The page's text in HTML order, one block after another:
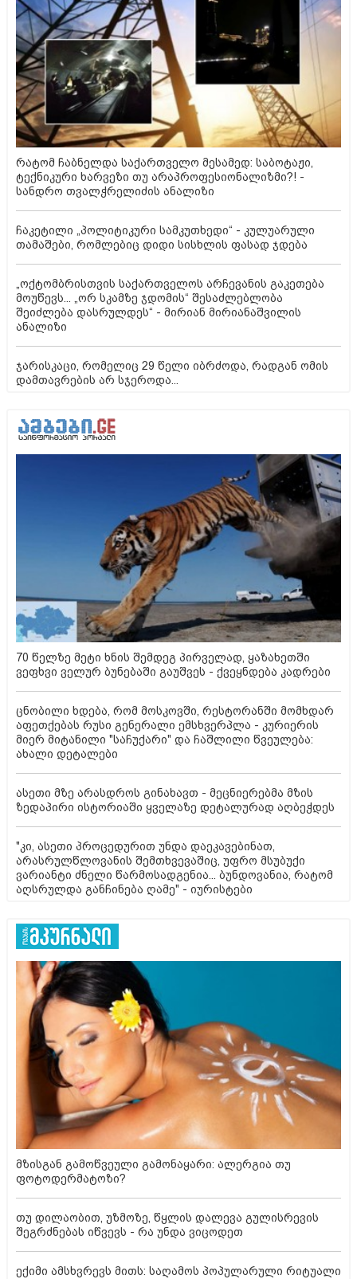
რატომ ჩაბნელდა საქართველო მესამედ: საბოტაჟი,
ტექნიკური ხარვეზი თუ არაპროფესიონალიზმი?! -
სანდრო თვალჭრელიძის ანალიზი
ჩაკეტილი „პოლიტიკური სამკუთხედი“ - კულუარული
თამაშები, რომლებიც დიდი სისხლის ფასად ჯდება
„ოქტომბრისთვის საქართველოს არჩევანის გაკეთება
მოუწევს... „ორ სკამზე ჯდომის“ შესაძლებლობა
შეიძლება დასრულდეს“ - მირიან მირიანაშვილის
ანალიზი
ჯარისკაცი, რომელიც 29 წელი იბრძოდა, რადგან ომის
დამთავრების არ სჯეროდა...
70 წელზე მეტი ხნის შემდეგ პირველად, ყაზახეთში
ვეფხვი ველურ ბუნებაში გაუშვეს - ქვეყნდება კადრები
ცნობილი ხდება, რომ მოსკოვში, რესტორანში მომხდარ
აფეთქებას რუსი გენერალი ემსხვერპლა - კურიერის
მიერ მიტანილი "საჩუქარი" და ჩაშლილი წვეულება:
ახალი დეტალები
ასეთი მზე არასდროს გინახავთ - მეცნიერებმა მზის
ზედაპირი ისტორიაში ყველაზე დეტალურად აღბეჭდეს
"კი, ასეთი პროცედურით უნდა დაეკავებინათ,
არასრულწლოვანის შემთხვევაშიც, უფრო მსუბუქი
ვარიანტი ძნელი წარმოსადგენია... ბუნდოვანია, რატომ
აღსრულდა განჩინება ღამე" - იურისტები
მზისგან გამოწვეული გამონაყარი: ალერგია თუ
ფოტოდერმატოზი?
თუ დილაობით, უზმოზე, წყლის დალევა გულისრევის
შეგრძნებას იწვევს - რა უნდა ვიცოდეთ
ექიმი ამსხვრევს მითს: საღამოს პოპულარული რიტუალი